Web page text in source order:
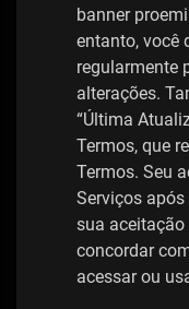
banner
entanto, você
regularmente
alterações.
“Última
Termos, que
Termos. Seu
Serviços
sua aceitação
concordar
acessar ou